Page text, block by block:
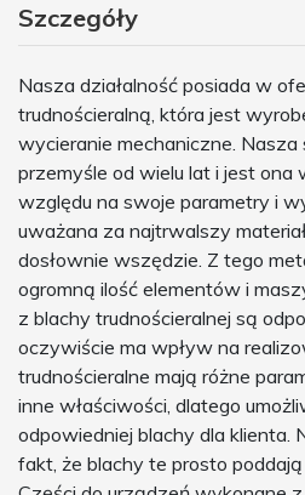
Szczegóły
Nasza działalność posiada w
trudnościeralną, która jest
wycieranie mechaniczne.
przemyśle od wielu lat i jest
względu na swoje parametry i
uważana za najtrwalszy
dosłownie wszędzie. Z tego
ogromną ilość elementów i
z blachy trudnościeralnej są
oczywiście ma wpływ na
trudnościeralne mają różne
inne właściwości, dlatego
odpowiedniej blachy dla klienta.
fakt, że blachy te prosto poddają